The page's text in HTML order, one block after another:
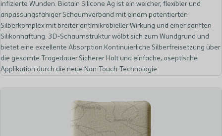
infizierte Wunden. Biatain Silicone Ag ist ein weicher, flexibler und
anpassungsfähiger Schaumverband mit einem patentierten
Silberkomplex mit breiter antimikrobieller Wirkung und einer sanften
Silikonhaftung. 3D-Schaumstruktur wölbt sich zum Wundgrund und
bietet eine exzellente Absorption.Kontinuierliche Silberfreisetzung über
die gesamte Tragedauer.Sicherer Halt und einfache, aseptische
Applikation durch die neue Non-Touch-Technologie.